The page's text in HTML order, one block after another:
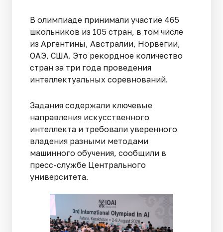
В олимпиаде принимали участие 465
школьников из 105 стран, в том числе
из Аргентины, Австралии, Норвегии,
ОАЭ, США. Это рекордное количество
стран за три года проведения
интеллектуальных соревнований.
Задания содержали ключевые
направления искусственного
интеллекта и требовали уверенного
владения разными методами
машинного обучения, сообщили в
пресс-службе Центрального
университета.